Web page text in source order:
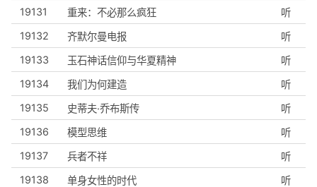
19131
重来：不必那么疯狂
听
19132
齐默尔曼电报
听
19133
玉石神话信仰与华夏精神
听
19134
我们为何建造
听
19135
史蒂夫·乔布斯传
听
19136
模型思维
听
19137
兵者不祥
听
19138
单身女性的时代
听